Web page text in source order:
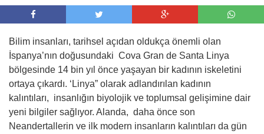
Bilim insanları, tarihsel açıdan oldukça önemli olan
İspanya’nın doğusundaki Cova Gran de Santa Linya
bölgesinde 14 bin yıl önce yaşayan bir kadının iskeletini
ortaya çıkardı. ‘Linya” olarak adlandırılan kadının
kalıntıları, insanlığın biyolojik ve toplumsal gelişimine dair
yeni bilgiler sağlıyor. Alanda, daha önce son
Neandertallerin ve ilk modern insanların kalıntıları da gün